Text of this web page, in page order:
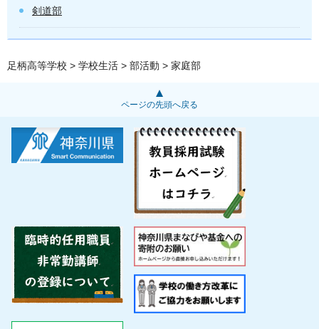
剣道部
足柄高等学校 > 学校生活 > 部活動 > 家庭部
ページの先頭へ戻る